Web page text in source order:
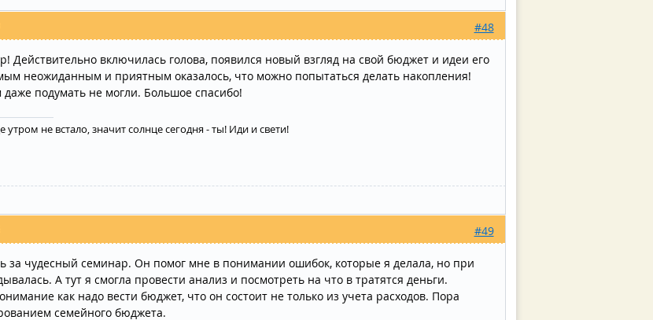
#48
Действительно включилась голова, появился новый взгляд на свой бюджет и идеи его
неожиданным и приятным оказалось, что можно попытаться делать накопления!
подумать не могли. Большое спасибо!
утром не встало, значит солнце сегодня - ты! Иди и свети!
#49
за чудесный семинар. Он помог мне в понимании ошибок, которые я делала, но при
А тут я смогла провести анализ и посмотреть на что в тратятся деньги.
как надо вести бюджет, что он состоит не только из учета расходов. Пора
семейного бюджета.